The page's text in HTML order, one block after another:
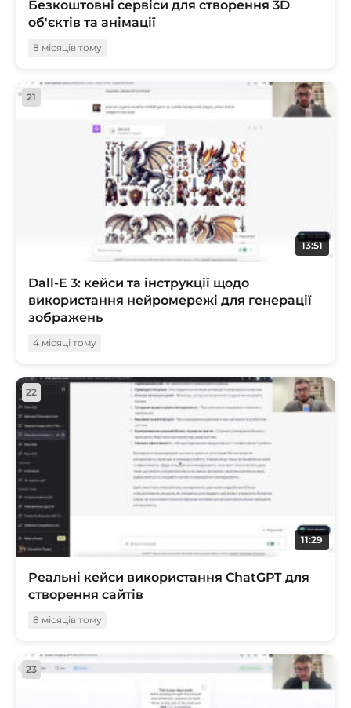
Безкоштовні сервіси для створення 3D
об'єктів та анімації
8 місяців тому
21
13:51
Dall-E 3: кейси та інструкції щодо
використання нейромережі для генерації
зображень
4 місяці тому
22
11:29
Реальні кейси використання ChatGPT для
створення сайтів
8 місяців тому
23